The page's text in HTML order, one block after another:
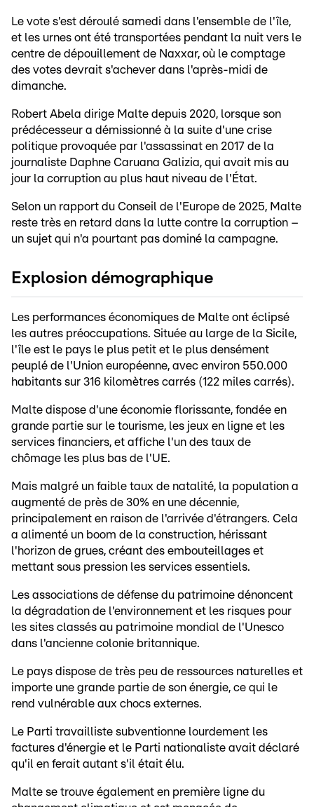
Le vote s'est déroulé samedi dans l'ensemble de l'île,
et les urnes ont été transportées pendant la nuit vers le
centre de dépouillement de Naxxar, où le comptage
des votes devrait s'achever dans l'après-midi de
dimanche.
Robert Abela dirige Malte depuis 2020, lorsque son
prédécesseur a démissionné à la suite d'une crise
politique provoquée par l'assassinat en 2017 de la
journaliste Daphne Caruana Galizia, qui avait mis au
jour la corruption au plus haut niveau de l'État.
Selon un rapport du Conseil de l'Europe de 2025, Malte
reste très en retard dans la lutte contre la corruption –
un sujet qui n'a pourtant pas dominé la campagne.
Explosion démographique
Les performances économiques de Malte ont éclipsé
les autres préoccupations. Située au large de la Sicile,
l'île est le pays le plus petit et le plus densément
peuplé de l'Union européenne, avec environ 550.000
habitants sur 316 kilomètres carrés (122 miles carrés).
Malte dispose d'une économie florissante, fondée en
grande partie sur le tourisme, les jeux en ligne et les
services financiers, et affiche l'un des taux de
chômage les plus bas de l'UE.
Mais malgré un faible taux de natalité, la population a
augmenté de près de 30% en une décennie,
principalement en raison de l'arrivée d'étrangers. Cela
a alimenté un boom de la construction, hérissant
l'horizon de grues, créant des embouteillages et
mettant sous pression les services essentiels.
Les associations de défense du patrimoine dénoncent
la dégradation de l'environnement et les risques pour
les sites classés au patrimoine mondial de l'Unesco
dans l'ancienne colonie britannique.
Le pays dispose de très peu de ressources naturelles et
importe une grande partie de son énergie, ce qui le
rend vulnérable aux chocs externes.
Le Parti travailliste subventionne lourdement les
factures d'énergie et le Parti nationaliste avait déclaré
qu'il en ferait autant s'il était élu.
Malte se trouve également en première ligne du